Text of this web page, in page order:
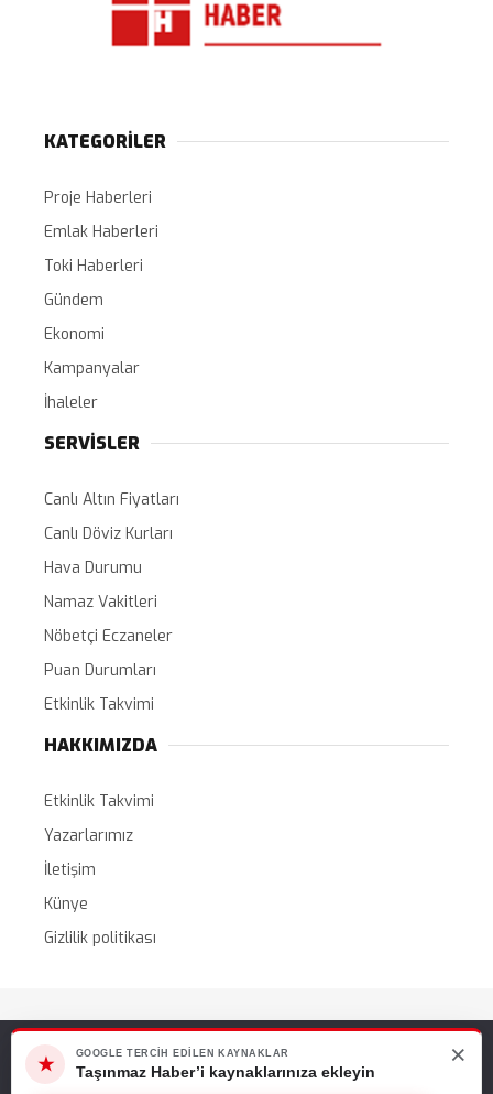
KATEGORİLER
Proje Haberleri
Emlak Haberleri
Toki Haberleri
Gündem
Ekonomi
Kampanyalar
İhaleler
SERVİSLER
Canlı Altın Fiyatları
Canlı Döviz Kurları
Hava Durumu
Namaz Vakitleri
Nöbetçi Eczaneler
Puan Durumları
Etkinlik Takvimi
HAKKIMIZDA
Etkinlik Takvimi
Yazarlarımız
İletişim
Künye
Gizlilik politikası
Tüm Hakları Saklıdır. |WordPress Haber Teması
Web sitemizde size en iyi deneyimi sunabilmemiz için çerezleri
kullanıyoruz. Bu siteyi kullanmaya devam ederseniz, bunu kabul
★
GOOGLE TERCIH EDILEN KAYNAKLAR
Taşınmaz Haber’i kaynaklarınıza ekleyin
×